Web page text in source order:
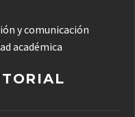
y comunicación
académica